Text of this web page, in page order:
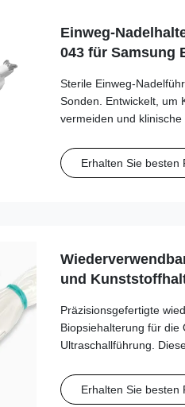
Einweg-
043 für Samsung
Sterile Einweg-
Sonden. Entwickelt, um
vermeiden und
optimieren.
Erhalten Sie besten
und
Fujifilm/Sonosite,
Samsung,
Präzisionsgefertigte
Biopsiehalterung für die
Ultraschallführung.
eine stabile Befestigung
zuverlässige
Erhalten Sie besten